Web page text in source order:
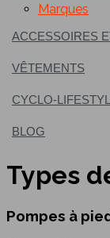
Marques
ACCESSOIRES
VÊTEMENTS
CYCLO-
BLOG
Types
Pompes à